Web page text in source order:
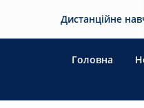
Дистанційне
Головна